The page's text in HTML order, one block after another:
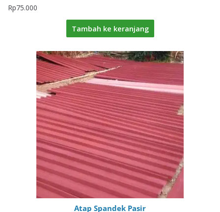
Rp75.000
Tambah ke keranjang
Atap Spandek Pasir